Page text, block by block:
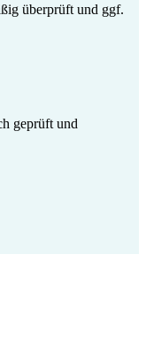
überprüft und ggf.
geprüft und